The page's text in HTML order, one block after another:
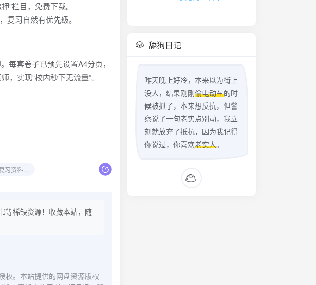
”栏目，免费下载。
复习自然有优先级。
每套卷子已预先设置A4分页，
实现“校内秒下无流量”。
料免费获取
等稀缺资源！收藏本站，随
权。本站提供的网盘资源版权
舔狗日记
昨天晚上好冷，本来以为街上
没人，结果刚刚偷电动车的时
候被抓了，本来想反抗，但警
察说了一句老实点别动，我立
刻就放弃了抵抗，因为我记得
你说过，你喜欢老实人。